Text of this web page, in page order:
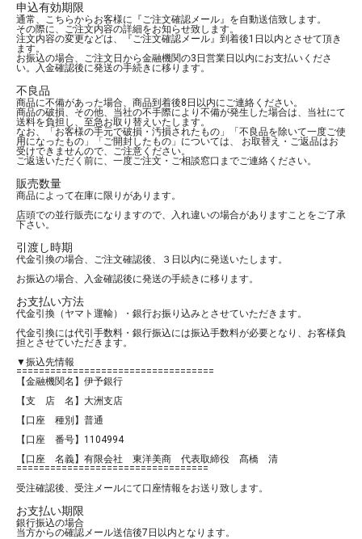
申込有効期限
通常、こちらからお客様に『ご注文確認メール』を自動送信致します。
その際に、ご注文内容の詳細をお知らせ致します。
注文内容の変更などは、『ご注文確認メール』到着後1日以内とさせて頂き
ます。
お振込の場合、ご注文日から金融機関の3日営業日以内にお支払いくださ
い。入金確認後に発送の手続きに移ります。
不良品
商品に不備があった場合、商品到着後8日以内にご連絡ください。
商品の破損、その他、当社の不手際により不備が発生した場合は、当社にて
送料を負担し、至急お取り替えいたします。
なお、「お客様の手元で破損・汚損されたもの」「不良品を除いて一度ご使
用になったもの」「ご開封したもの」については、 お取替え・ご返品はお
受けできませんので、ご注意ください。
ご返送いただく前に、一度ご注文・ご相談窓口までご連絡ください。
販売数量
商品によって在庫に限りがあります。
店頭での並行販売になりますので、入れ違いの場合がありますことをご了承
下さい。
引渡し時期
代金引換の場合、ご注文確認後、３日以内に発送いたします。
お振込の場合、入金確認後に発送の手続きに移ります。
お支払い方法
代金引換（ヤマト運輸）・銀行お振り込みとさせていただきます。
代金引換には代引手数料・銀行振込には振込手数料が必要となり、お客様負
担とさせていただきます。
▼振込先情報
===================================
【金融機関名】伊予銀行
【支 店 名】大洲支店
【口座 種別】普通
【口座 番号】1104994
【口座 名義】有限会社 東洋美商 代表取締役 髙橋 清
==================================
受注確認後、受注メールにて口座情報をお送り致します。
お支払い期限
銀行振込の場合
当方からの確認メール送信後7日以内となります。